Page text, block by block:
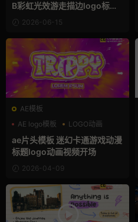
B彩虹光效游走描边logo标志
开场动画
2026-06-15
AE模板
AE logo模板
LOGO动画
卡通形象
ae片头模板 迷幻卡通游戏动漫
标题logo动画视频开场
2026-04-09